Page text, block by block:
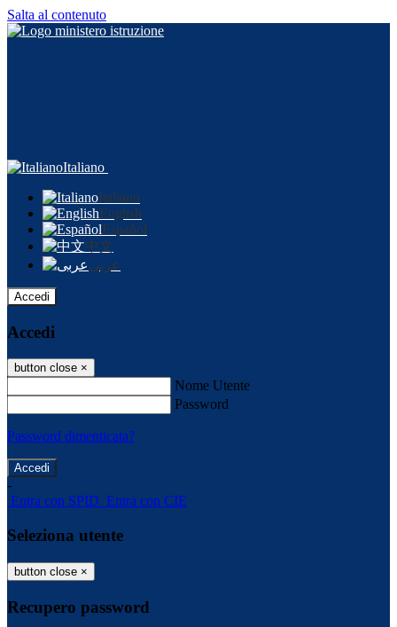
Salta al contenuto
Italiano
Italiano
English
Español
中文
عربى
Accedi
Accedi
button close ×
Nome Utente
Password
Password dimenticata?
-
Entra con SPID Entra con CIE
Seleziona utente
button close ×
Recupero password